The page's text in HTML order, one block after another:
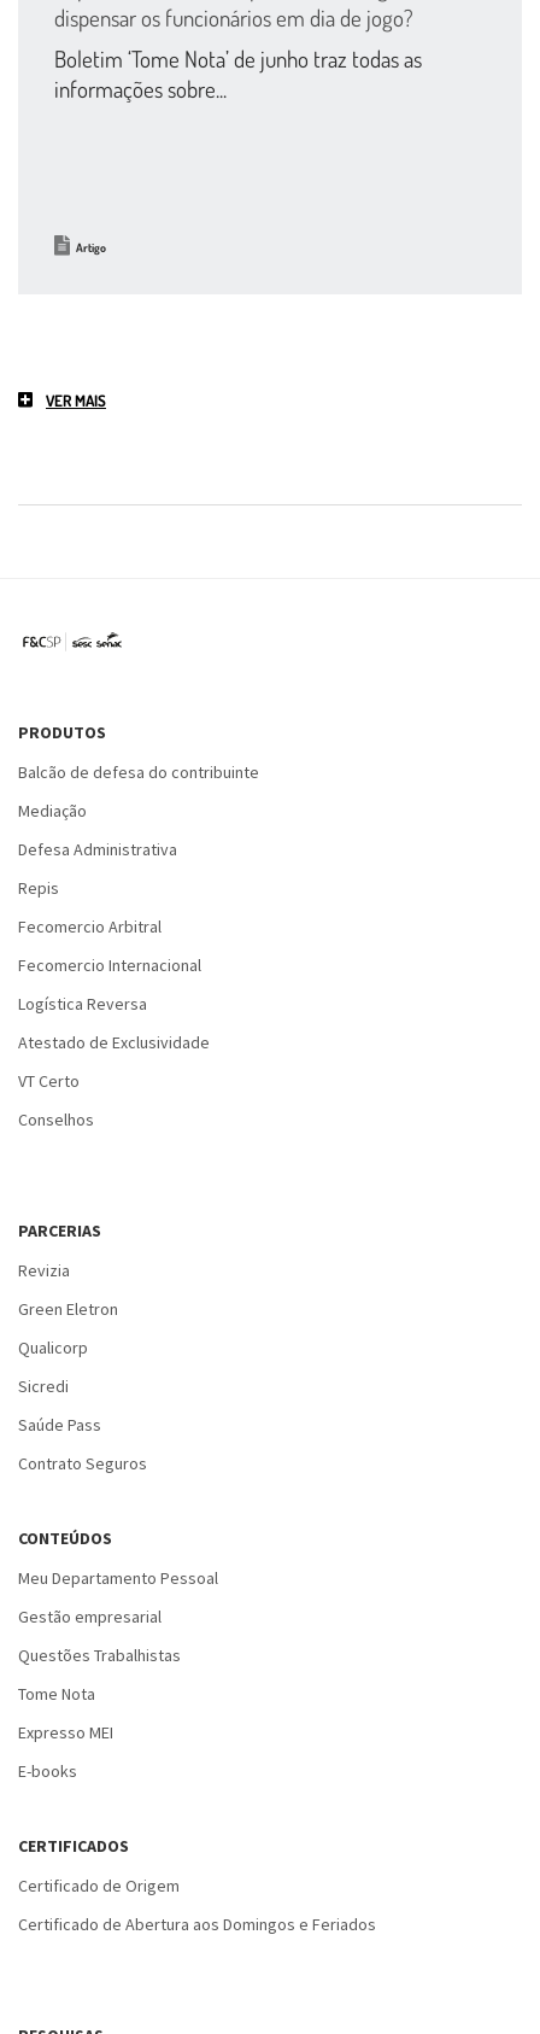
dispensar os funcionários em dia de jogo?
Boletim ‘Tome Nota’ de junho traz todas as
informações sobre...
Artigo
VER MAIS
PRODUTOS
Balcão de defesa do contribuinte
Mediação
Defesa Administrativa
Repis
Fecomercio Arbitral
Fecomercio Internacional
Logística Reversa
Atestado de Exclusividade
VT Certo
Conselhos
PARCERIAS
Revizia
Green Eletron
Qualicorp
Sicredi
Saúde Pass
Contrato Seguros
CONTEÚDOS
Meu Departamento Pessoal
Gestão empresarial
Questões Trabalhistas
Tome Nota
Expresso MEI
E-books
CERTIFICADOS
Certificado de Origem
Certificado de Abertura aos Domingos e Feriados